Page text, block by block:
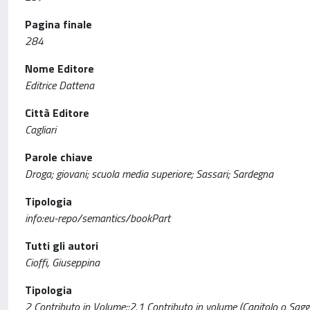
Pagina finale
284
Nome Editore
Editrice Dattena
Città Editore
Cagliari
Parole chiave
Droga; giovani; scuola media superiore; Sassari; Sardegna
Tipologia
info:eu-repo/semantics/bookPart
Tutti gli autori
Cioffi, Giuseppina
Tipologia
2 Contributo in Volume::2.1 Contributo in volume (Capitolo o